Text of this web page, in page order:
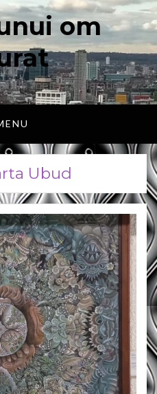
om
mele. Declaratie….
Ubud